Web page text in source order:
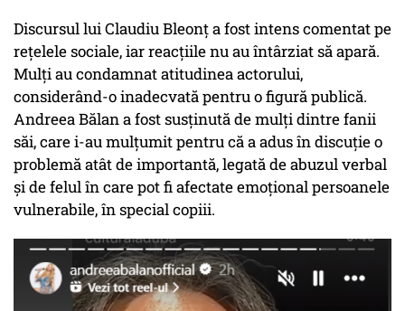
Discursul lui Claudiu Bleonț a fost intens comentat pe
rețelele sociale, iar reacțiile nu au întârziat să apară.
Mulți au condamnat atitudinea actorului,
considerând-o inadecvată pentru o figură publică.
Andreea Bălan a fost susținută de mulți dintre fanii
săi, care i-au mulțumit pentru că a adus în discuție o
problemă atât de importantă, legată de abuzul verbal
și de felul în care pot fi afectate emoțional persoanele
vulnerabile, în special copiii.